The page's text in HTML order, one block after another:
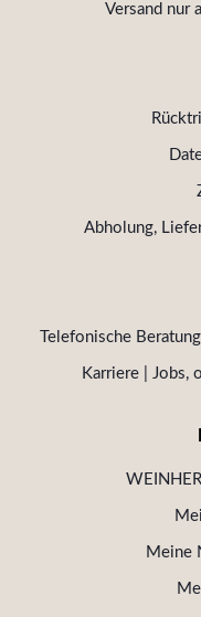
Versand nur
Abholung,
Telefonische
Karriere | Jobs,
Meine